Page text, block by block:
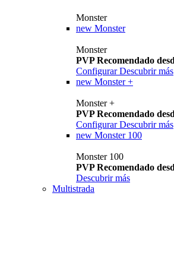
Monster
new Monster
Monster
PVP Recomendado
Configurar Descubrir más
new Monster +
Monster +
PVP Recomendado
Configurar Descubrir más
new Monster 100
Monster 100
PVP Recomendado
Descubrir más
Multistrada